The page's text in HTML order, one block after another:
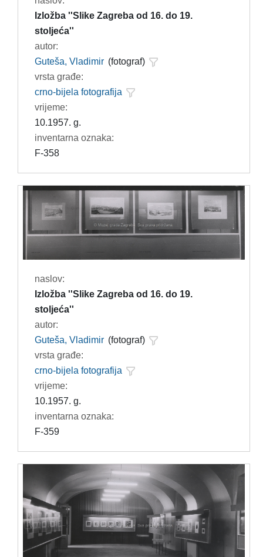
Izložba ''Slike Zagreba od 16. do 19.
stoljeća''
autor:
Guteša, Vladimir (fotograf)
vrsta građe:
crno-bijela fotografija
vrijeme:
10.1957. g.
inventarna oznaka:
F-358
naslov:
Izložba ''Slike Zagreba od 16. do 19.
stoljeća''
autor:
Guteša, Vladimir (fotograf)
vrsta građe:
crno-bijela fotografija
vrijeme:
10.1957. g.
inventarna oznaka:
F-359